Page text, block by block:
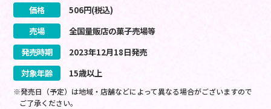
価格 506円(税込)
売場
全国量販店の菓子売場等
発売時期
2023年12月18日発売
対象年齢
15歳以上
※発売日（予定）は地域・店舗などによって異なる場合がございますので
ご了承ください。